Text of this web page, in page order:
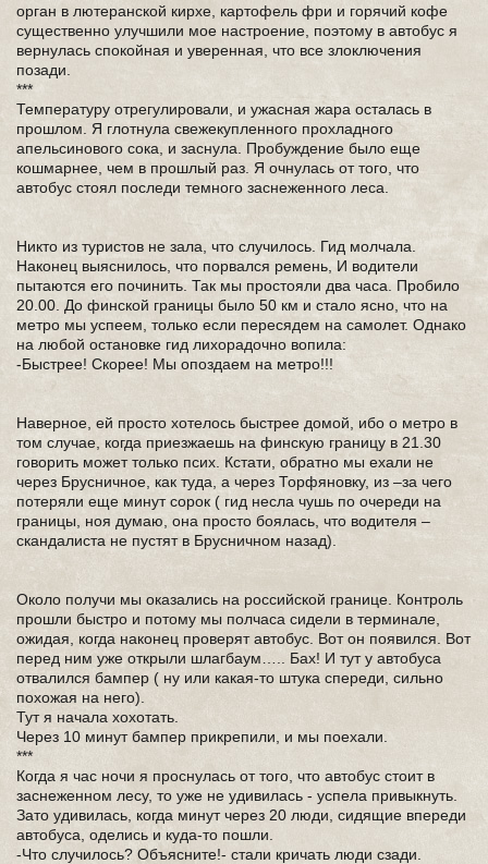
орган в лютеранской кирхе, картофель фри и горячий кофе
существенно улучшили мое настроение, поэтому в автобус я
вернулась спокойная и уверенная, что все злоключения
позади.
***
Температуру отрегулировали, и ужасная жара осталась в
прошлом. Я глотнула свежекупленного прохладного
апельсинового сока, и заснула. Пробуждение было еще
кошмарнее, чем в прошлый раз. Я очнулась от того, что
автобус стоял последи темного заснеженного леса.
Никто из туристов не зала, что случилось. Гид молчала.
Наконец выяснилось, что порвался ремень, И водители
пытаются его починить. Так мы простояли два часа. Пробило
20.00. До финской границы было 50 км и стало ясно, что на
метро мы успеем, только если пересядем на самолет. Однако
на любой остановке гид лихорадочно вопила:
-Быстрее! Скорее! Мы опоздаем на метро!!!
Наверное, ей просто хотелось быстрее домой, ибо о метро в
том случае, когда приезжаешь на финскую границу в 21.30
говорить может только псих. Кстати, обратно мы ехали не
через Брусничное, как туда, а через Торфяновку, из –за чего
потеряли еще минут сорок ( гид несла чушь по очереди на
границы, ноя думаю, она просто боялась, что водителя –
скандалиста не пустят в Брусничном назад).
Около получи мы оказались на российской границе. Контроль
прошли быстро и потому мы полчаса сидели в терминале,
ожидая, когда наконец проверят автобус. Вот он появился. Вот
перед ним уже открыли шлагбаум….. Бах! И тут у автобуса
отвалился бампер ( ну или какая-то штука спереди, сильно
похожая на него).
Тут я начала хохотать.
Через 10 минут бампер прикрепили, и мы поехали.
***
Когда я час ночи я проснулась от того, что автобус стоит в
заснеженном лесу, то уже не удивилась - успела привыкнуть.
Зато удивилась, когда минут через 20 люди, сидящие впереди
автобуса, оделись и куда-то пошли.
-Что случилось? Объясните!- стали кричать люди сзади.